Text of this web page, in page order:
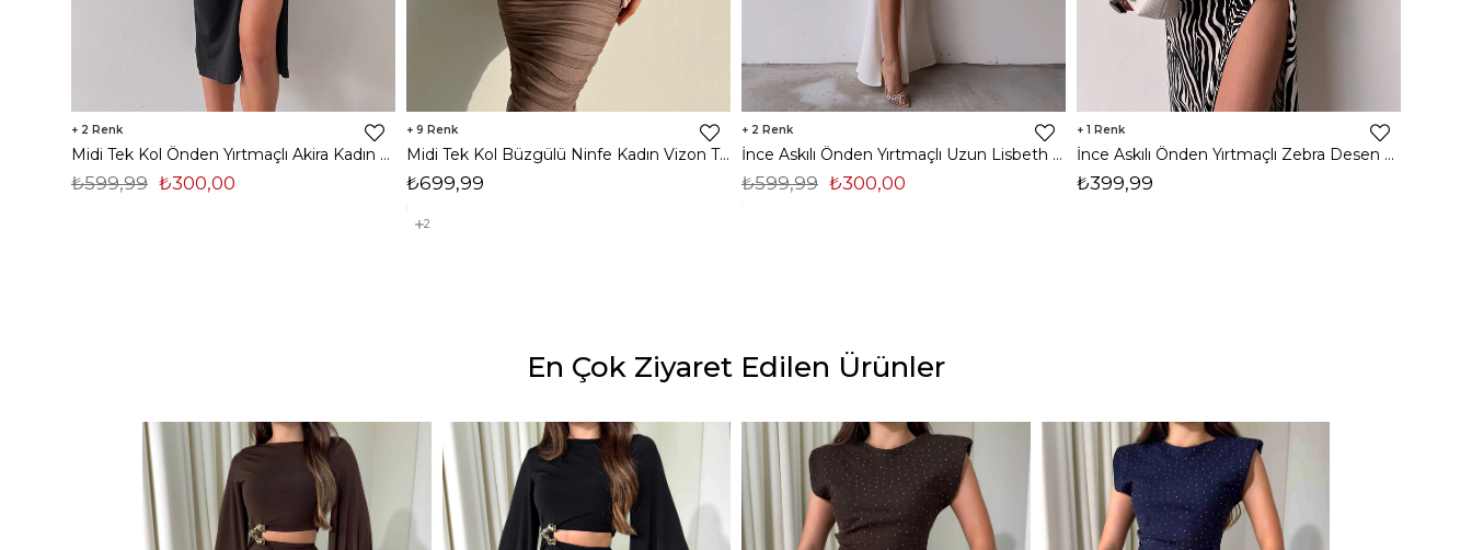
2
Midi Tek Kol Önden Yırtmaçlı Akira Kadın Siyah Elbise 22K000228
₺300,00
₺599,99
9
Midi Tek Kol Büzgülü Ninfe Kadın Vizon Tül Elbise 22K000524
₺699,99
2
2
İnce Askılı Önden Yırtmaçlı Uzun Lisbeth Kadın Beyaz Elbise 22K000581
₺300,00
₺599,99
1
İnce Askılı Önden Yırtmaçlı Zebra Desen Citlali Kadın Renkli Elbise 22Y000068
₺399,99
En Çok Ziyaret Edilen Ürünler